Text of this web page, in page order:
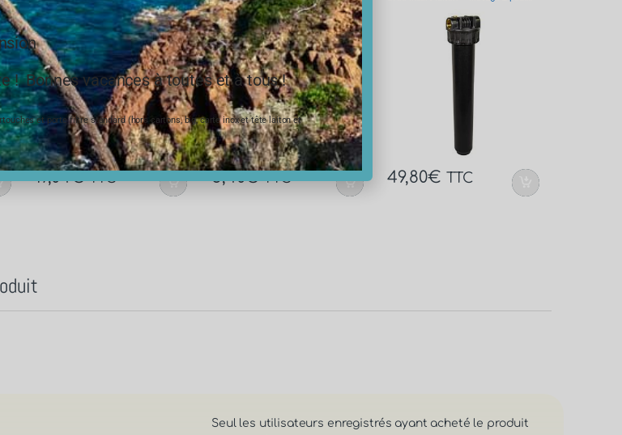
17,04€ TTC 5,40€ TTC 49,80€ TTC
Seul les utilisateurs enregistrés ayant acheté le produit
! Bonnes vacances à toutes et à tous !
et porte filtre standard (hors cartons, big, carte inox et tête laiton et